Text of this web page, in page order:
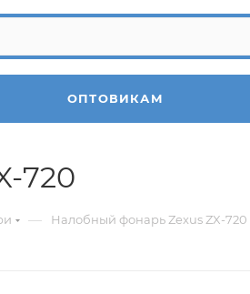
ОПТОВИКАМ
720
— Налобный фонарь Zexus ZX-720